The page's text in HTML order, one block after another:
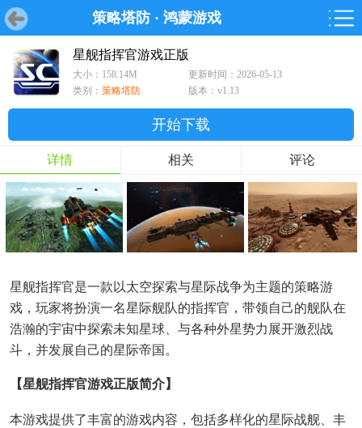
策略塔防· 鸿蒙游戏
首页 游戏 软件
首页 游戏 软件 鸿蒙
游戏
鸿蒙
软件
专题
星舰指挥官游戏正版
大小：158.14M
更新时间：2026-05-13
类别： 策略塔防 版本：v1.13
开始下载
详情 相关 评论
星舰指挥官是一款以太空探索与星际战争为主题的策略游
戏，玩家将扮演一名星际舰队的指挥官，带领自己的舰队在
浩瀚的宇宙中探索未知星球、与各种外星势力展开激烈战
斗，并发展自己的星际帝国。
【星舰指挥官游戏正版简介】
本游戏提供了丰富的游戏内容，包括多样化的星际战舰、丰